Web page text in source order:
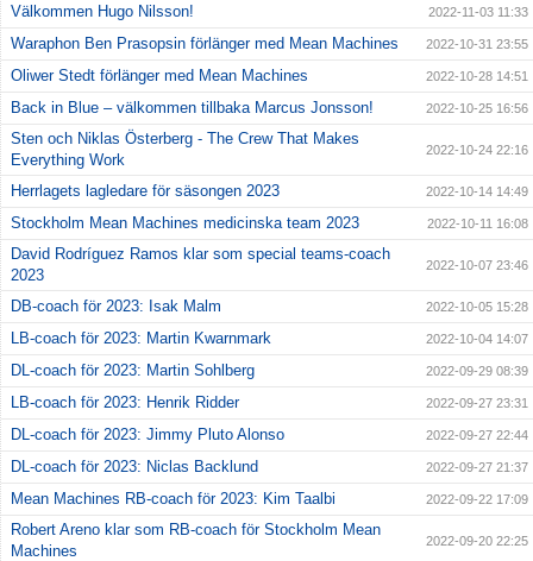
Välkommen Hugo Nilsson! 2022-11-03 11:33
Waraphon Ben Prasopsin förlänger med Mean Machines 2022-10-31 23:55
Oliwer Stedt förlänger med Mean Machines 2022-10-28 14:51
Back in Blue – välkommen tillbaka Marcus Jonsson! 2022-10-25 16:56
Sten och Niklas Österberg - The Crew That Makes
Everything Work
2022-10-24 22:16
Herrlagets lagledare för säsongen 2023 2022-10-14 14:49
Stockholm Mean Machines medicinska team 2023 2022-10-11 16:08
David Rodríguez Ramos klar som special teams-coach
2023
2022-10-07 23:46
DB-coach för 2023: Isak Malm 2022-10-05 15:28
LB-coach för 2023: Martin Kwarnmark 2022-10-04 14:07
DL-coach för 2023: Martin Sohlberg 2022-09-29 08:39
LB-coach för 2023: Henrik Ridder 2022-09-27 23:31
DL-coach för 2023: Jimmy Pluto Alonso 2022-09-27 22:44
DL-coach för 2023: Niclas Backlund 2022-09-27 21:37
Mean Machines RB-coach för 2023: Kim Taalbi 2022-09-22 17:09
Robert Areno klar som RB-coach för Stockholm Mean
Machines
2022-09-20 22:25